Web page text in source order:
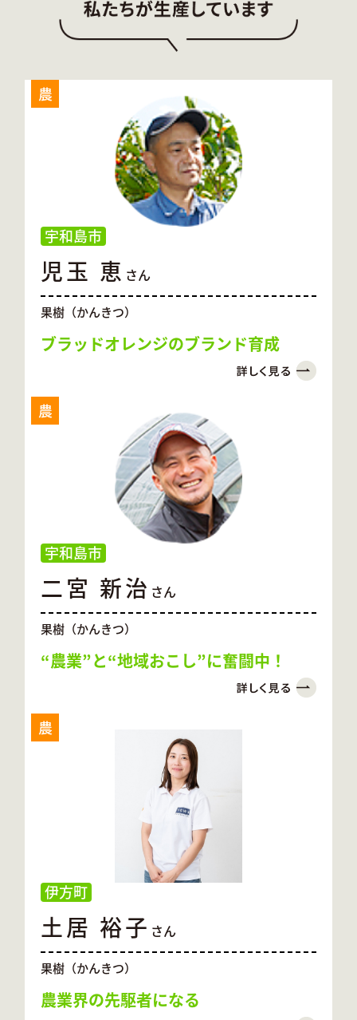
農
宇和島市
児玉 恵 さん
果樹（かんきつ）
ブラッドオレンジのブランド育成
農
宇和島市
二宮 新治 さん
果樹（かんきつ）
“農業”と“地域おこし”に奮闘中！
農
伊方町
土居 裕子 さん
果樹（かんきつ）
農業界の先駆者になる